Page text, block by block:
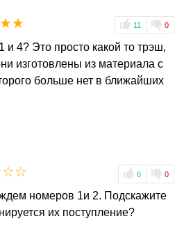
11 0
☆
☆
и 4? Это просто какой то трэш,
изготовлены из материала с
больше нет в ближайших
6 0
☆
☆
номеров 1и 2. Подскажите
их поступление?